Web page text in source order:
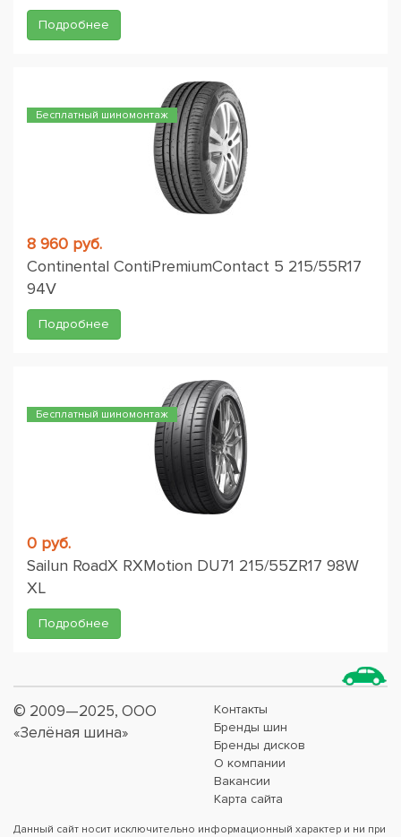
Подробнее
Бесплатный шиномонтаж
8 960 руб.
Continental ContiPremiumContact 5 215/55R17
94V
Подробнее
Бесплатный шиномонтаж
0 руб.
Sailun RoadX RXMotion DU71 215/55ZR17 98W
XL
Подробнее
© 2009—2025, ООО
«Зелёная шина»
Контакты
Бренды шин
Бренды дисков
О компании
Вакансии
Карта сайта
Данный сайт носит исключительно информационный характер и ни при